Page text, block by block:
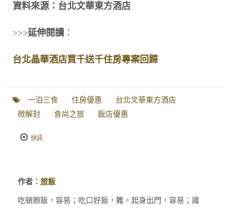
資料來源：台北文華東方酒店
>>>延伸閱讀 ：
台北晶華酒店買千送千住房專案回歸
一泊三食 住房優惠
台北文華東方酒店
微解封
食尚之旅 飯店優惠
快訊
作者： 旅飯
吃頓飽飯，容易；吃口好飯，難。起身出門，容易；識